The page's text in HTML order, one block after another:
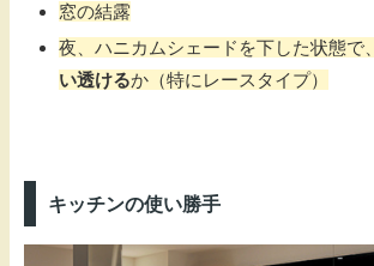
窓の結露
夜、ハニカムシェードを下した状態で、
い透けるか（特にレースタイプ）
キッチンの使い勝手